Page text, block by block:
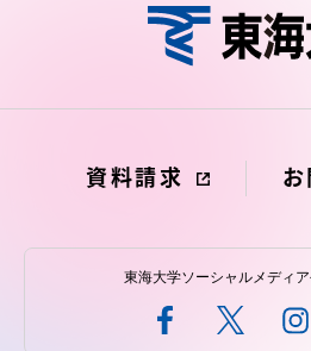
資料請求
東海大学ソーシャルメディ